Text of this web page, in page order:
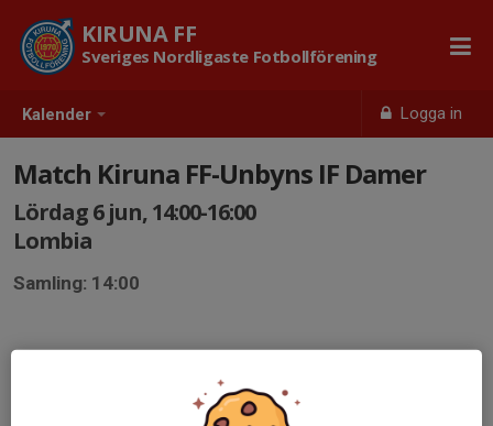
Kalender Logga in
KIRUNA FF
Sveriges Nordligaste Fotbollförening
Match Kiruna FF-Unbyns IF Damer
Lördag 6 jun, 14:00-16:00
Lombia
Samling: 14:00